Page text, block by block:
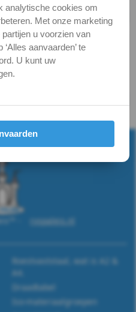
Terug naarRVS Borgmoeren
- rvspaleis.nl
Roestvaststaal, wat is A2 &
A4.
Draadtabel
Iso-materiaalgroepen
analytische cookies om
Met onze marketing
u voorzien van
aanvaarden’ te
U kunt uw